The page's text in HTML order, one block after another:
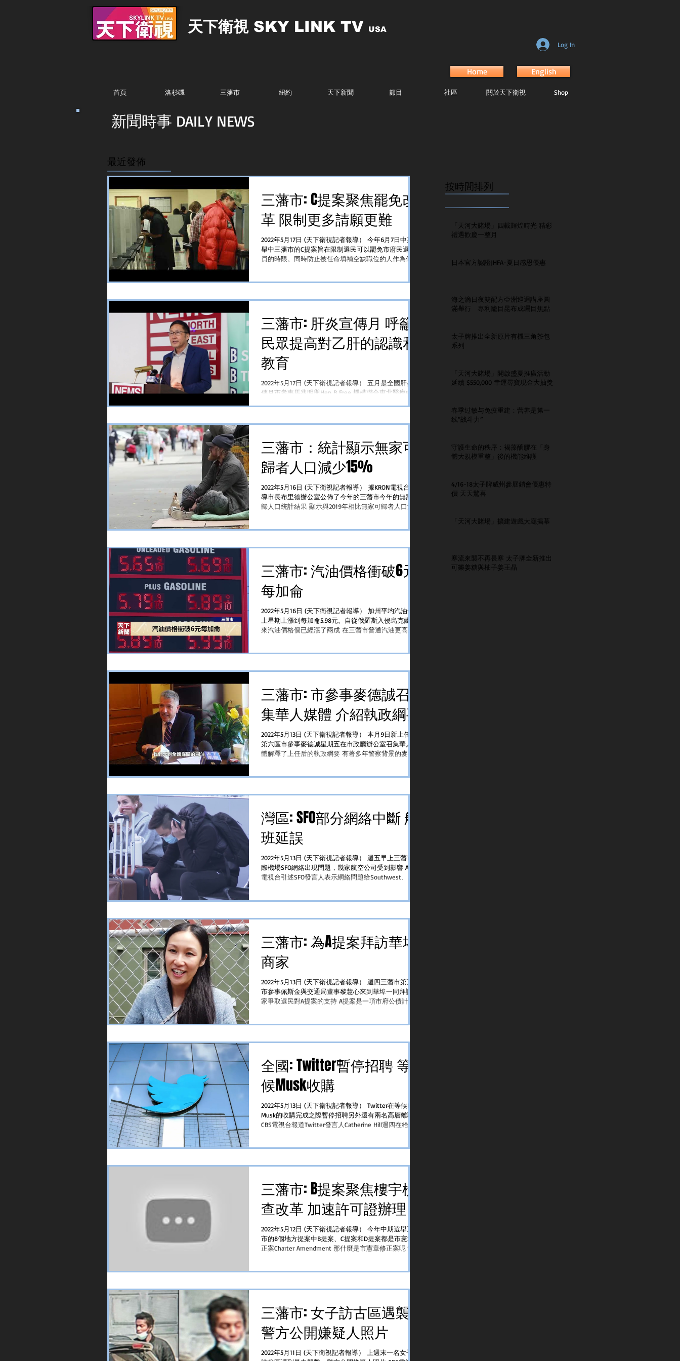
天下衛視SKY LINK TV USA
Log In
Home English
首頁 洛杉磯 三藩市 紐約 天下新聞 節目 社區 關於天下衛視 Shop
新聞時事 DAILY NEWS
最近發佈
...............................................................
三藩市: C提案聚焦罷免改
革 限制更多請願更難
2022年5月17日 (天下衛視記者報導） 今年6月7日中期選
舉中三藩市的C提案旨在限制選民可以罷免市府民選官
員的時限。同時防止被任命填補空缺職位的人作為候選
三藩市: 肝炎宣傳月 呼籲
民眾提高對乙肝的認識和
教育
2022年5月17日 (天下衛視記者報導） 五月是全國肝炎宣
傳月市參事馬兆明與Hep B Free 機構聯合東北醫療中心
蘇子文】...
三藩市：統計顯示無家可
歸者人口減少15%
2022年5月16日 (天下衛視記者報導） 據KRON電視台報
導市長布里德辦公室公佈了今年的三藩市今年的無家可
歸人口統計結果 顯示與2019年相比無家可歸者人口減少
三藩市: 汽油價格衝破6元
每加侖
2022年5月16日 (天下衛視記者報導） 加州平均汽油價格
上星期上漲到每加侖5.98元。自從俄羅斯入侵烏克蘭以
來汽油價格個已經漲了兩成 在三藩市普通汽油更高達
三藩市: 市參事麥德誠召
集華人媒體 介紹執政綱要
2022年5月13日 (天下衛視記者報導） 本月9日新上任的
第六區市參事麥德誠星期五在市政廳辦公室召集華人媒
體解釋了上任后的執政綱要 有著多年警察背景的麥德
灣區: SFO部分網絡中斷 航
班延誤
2022年5月13日 (天下衛視記者報導） 週五早上三藩市國
際機場SFO網絡出現問題，幾家航空公司受到影響 ABC
電視台引述SFO發言人表示網絡問題给Southwest、
三藩市: 為A提案拜訪華埠
商家
2022年5月13日 (天下衛視記者報導） 週四三藩市第三區
市参事佩斯金與交通局董事黎慧心來到華埠一同拜訪商
家爭取選民對A提案的支持 A提案是一項市府公債計劃
全國: Twitter暫停招聘 等
候Musk收購
2022年5月13日 (天下衛視記者報導） Twitter在等候Elon
Musk的收購完成之際暫停招聘另外還有兩名高層離職
CBS電視台報道Twitter發言人Catherine Hill週四在給
三藩市: B提案聚焦樓宇檢
查改革 加速許可證辦理
2022年5月12日 (天下衛視記者報導） 今年中期選舉三藩
市的8個地方提案中B提案、C提案和D提案都是市憲章修
正案Charter Amendment 那什麼是市憲章修正案呢？其
三藩市: 女子訪古區遇襲
警方公開嫌疑人照片
2022年5月11日 (天下衛視記者報導） 上週末一名女子在
按時間排列
...............................................................
...............................................................
「天河大賭場」四載輝煌時光 精彩
禮遇歡慶一整月
日本官方認證JHFA-夏日感恩優惠
海之滴日夜雙配方亞洲巡迴講座圓
滿舉行 專利籠目昆布成矚目焦點
太子牌推出全新原片有機三角茶包
系列
「天河大賭場」開啟盛夏推廣活動
延續 $550,000 幸運尋寶現金大抽獎
春季过敏与免疫重建：营养是第一
线“战斗力”
守護生命的秩序：褐藻醣膠在「身
體大規模重整」後的機能維護
4/16-18太子牌威州參展銷會優惠特
價 天天驚喜
「天河大賭場」擴建遊戲大廳揭幕
寒流來襲不再畏寒 太子牌全新推出
可樂姜糖與柚子姜王晶